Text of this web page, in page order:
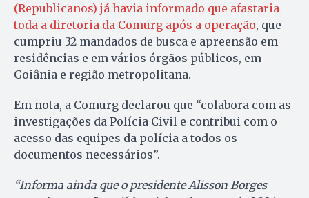
(Republicanos) já havia informado que afastaria
toda a diretoria da Comurg após a operação, que
cumpriu 32 mandados de busca e apreensão em
residências e em vários órgãos públicos, em
Goiânia e região metropolitana.
Em nota, a Comurg declarou que “colabora com as
investigações da Polícia Civil e contribui com o
acesso das equipes da polícia a todos os
documentos necessários”.
“Informa ainda que o presidente Alisson Borges